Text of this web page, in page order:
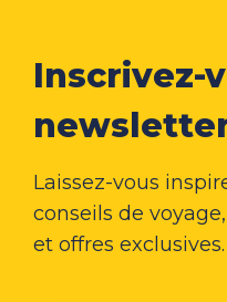
Inscrivez-
Laissez-vous
conseils de
et offres exclusives.